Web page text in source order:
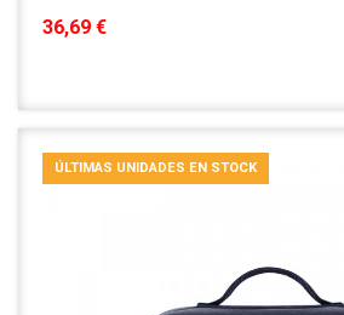
36,69 €
ÚLTIMAS UNIDADES EN STOCK